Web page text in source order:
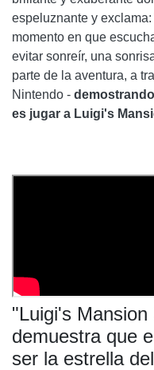
espeluznante y exclama:
momento en que
evitar sonreír, una
parte de la aventura, a
Nintendo -
es jugar a Luigi's
"Luigi's
demuestra que
ser la estrella